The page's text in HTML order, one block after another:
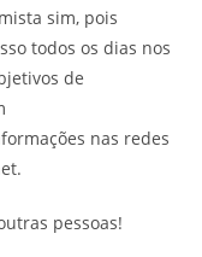
sim, pois
todos os dias nos
de
nas redes
pessoas!